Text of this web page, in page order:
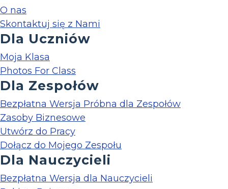
O nas
Skontaktuj się z Nami
Dla Uczniów
Moja Klasa
Photos For Class
Dla Zespołów
Bezpłatna Wersja Próbna dla Zespołów
Zasoby Biznesowe
Utwórz do Pracy
Dołącz do Mojego Zespołu
Dla Nauczycieli
Bezpłatna Wersja dla Nauczycieli